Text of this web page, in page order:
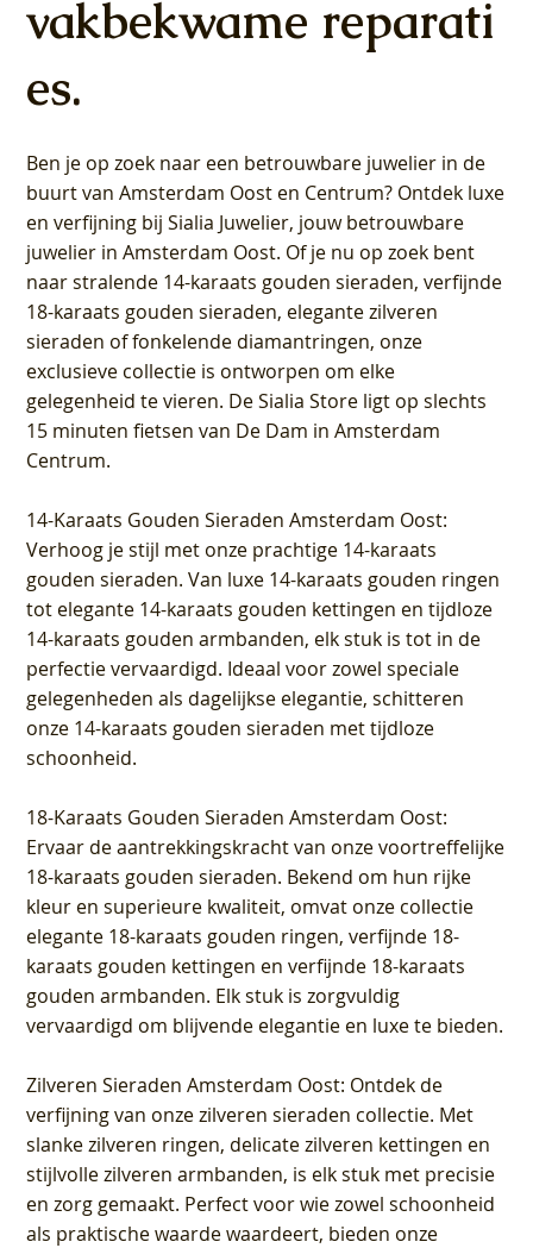
vakbekwame reparati
es.
Ben je op zoek naar een betrouwbare juwelier in de
buurt van Amsterdam Oost en Centrum? Ontdek luxe
en verfijning bij Sialia Juwelier, jouw betrouwbare
juwelier in Amsterdam Oost. Of je nu op zoek bent
naar stralende 14-karaats gouden sieraden, verfijnde
18-karaats gouden sieraden, elegante zilveren
sieraden of fonkelende diamantringen, onze
exclusieve collectie is ontworpen om elke
gelegenheid te vieren. De Sialia Store ligt op slechts
15 minuten fietsen van De Dam in Amsterdam
Centrum.
14-Karaats Gouden Sieraden Amsterdam Oost:
Verhoog je stijl met onze prachtige 14-karaats
gouden sieraden. Van luxe 14-karaats gouden ringen
tot elegante 14-karaats gouden kettingen en tijdloze
14-karaats gouden armbanden, elk stuk is tot in de
perfectie vervaardigd. Ideaal voor zowel speciale
gelegenheden als dagelijkse elegantie, schitteren
onze 14-karaats gouden sieraden met tijdloze
schoonheid.
18-Karaats Gouden Sieraden Amsterdam Oost:
Ervaar de aantrekkingskracht van onze voortreffelijke
18-karaats gouden sieraden. Bekend om hun rijke
kleur en superieure kwaliteit, omvat onze collectie
elegante 18-karaats gouden ringen, verfijnde 18-
karaats gouden kettingen en verfijnde 18-karaats
gouden armbanden. Elk stuk is zorgvuldig
vervaardigd om blijvende elegantie en luxe te bieden.
Zilveren Sieraden Amsterdam Oost: Ontdek de
verfijning van onze zilveren sieraden collectie. Met
slanke zilveren ringen, delicate zilveren kettingen en
stijlvolle zilveren armbanden, is elk stuk met precisie
en zorg gemaakt. Perfect voor wie zowel schoonheid
als praktische waarde waardeert, bieden onze